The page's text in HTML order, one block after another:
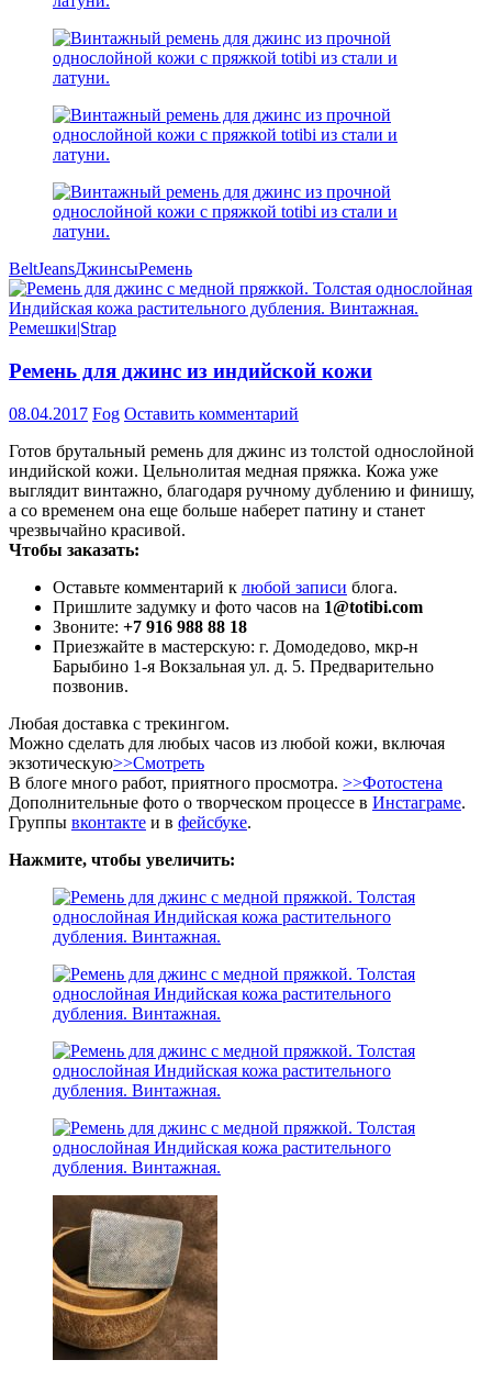
BeltJeansДжинсыРемень
Ремешки|Strap
Ремень для джинс из индийской кожи
08.04.2017 Fog Оставить комментарий
Готов брутальный ремень для джинс из толстой однослойной
индийской кожи. Цельнолитая медная пряжка. Кожа уже
выглядит винтажно, благодаря ручному дублению и финишу,
а со временем она еще больше наберет патину и станет
чрезвычайно красивой.
Чтобы заказать:
Оставьте комментарий к любой записи блога.
Пришлите задумку и фото часов на 1@totibi.com
Звоните: +7 916 988 88 18
Приезжайте в мастерскую: г. Домодедово, мкр-н
Барыбино 1-я Вокзальная ул. д. 5. Предварительно
позвонив.
Любая доставка с трекингом.
Можно сделать для любых часов из любой кожи, включая
экзотическую>>Смотреть
В блоге много работ, приятного просмотра. >>Фотостена
Дополнительные фото о творческом процессе в Инстаграме.
Группы вконтакте и в фейсбуке.
Нажмите, чтобы увеличить: